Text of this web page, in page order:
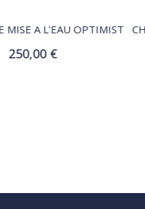
L'EAU OPTIMIST
€
panier